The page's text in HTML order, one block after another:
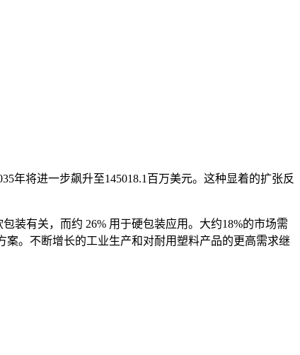
年将进一步飙升至145018.1百万美元。这种显着的扩张反
装有关，而约 26% 用于硬包装应用。大约18%的市场需
案。不断增长的工业生产和对耐用塑料产品的更高需求继